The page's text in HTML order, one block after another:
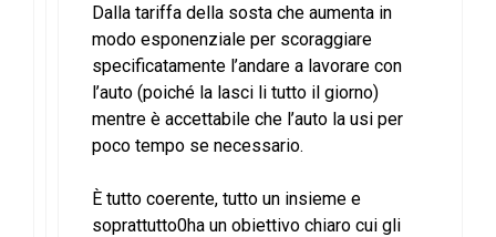
Dalla tariffa della sosta che aumenta in
modo esponenziale per scoraggiare
specificatamente l’andare a lavorare con
l’auto (poiché la lasci li tutto il giorno)
mentre è accettabile che l’auto la usi per
poco tempo se necessario.
È tutto coerente, tutto un insieme e
soprattutto0ha un obiettivo chiaro cui gli